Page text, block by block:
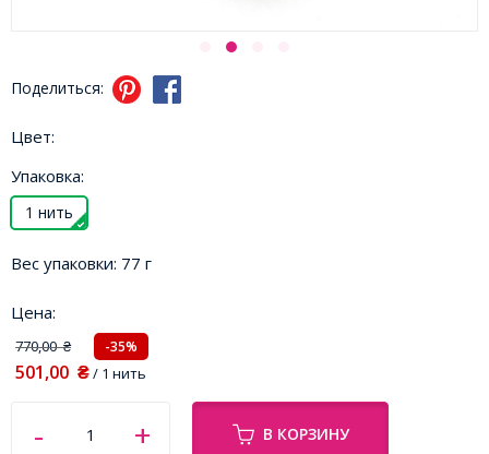
Поделиться:
Цвет:
Упаковка:
1 нить
Вес упаковки: 77 г
Цена:
770,00₴ -35%
501,00 ₴/ 1 нить
В КОРЗИНУ